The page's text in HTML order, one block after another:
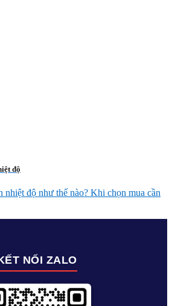
độ
nhiệt độ như thế nào? Khi chọn mua cần
NỐI ZALO